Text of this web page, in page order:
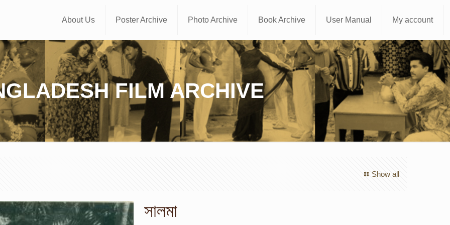
About Us Poster Archive Photo Archive Book Archive User Manual My account
FILM ARCHIVE
Show all
সালমা